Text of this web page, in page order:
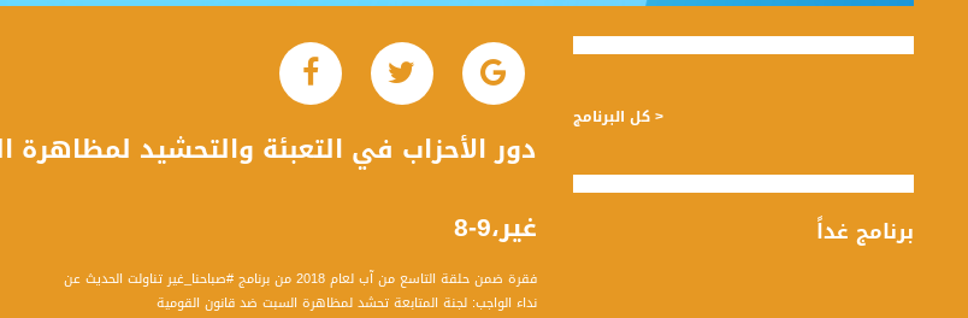
دور الأحزاب في التعبئة والتحشيد
غير،9-8
فقرة ضمن حلقة التاسع من آب لعام 2018 من برنامج #صباحنا_غير تناولت الحديث عن
نداء الواجب: لجنة المتابعة تحشد لمظاهرة السبت ضد قانون القومية
< كل البرنامج
برنامج غداً